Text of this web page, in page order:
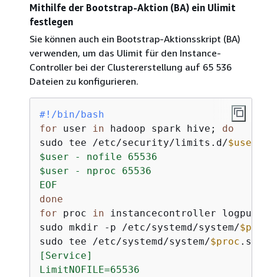
Mithilfe der Bootstrap-Aktion (BA) ein Ulimit
festlegen
Sie können auch ein Bootstrap-Aktionsskript (BA)
verwenden, um das Ulimit für den Instance-
Controller bei der Clustererstellung auf 65 536
Dateien zu konfigurieren.
#!/bin/bash
for user in hadoop spark hive; do
sudo tee /etc/security/limits.d/$user
$user - nofile 65536
$user - nproc 65536
EOF
done
for proc in instancecontroller
sudo mkdir -p /etc/systemd/system/
sudo tee /etc/systemd/system/$proc
[Service]
LimitNOFILE=65536